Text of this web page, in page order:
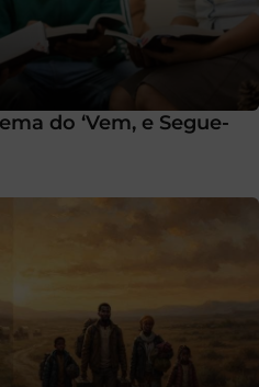
do ‘Vem, e Segue-